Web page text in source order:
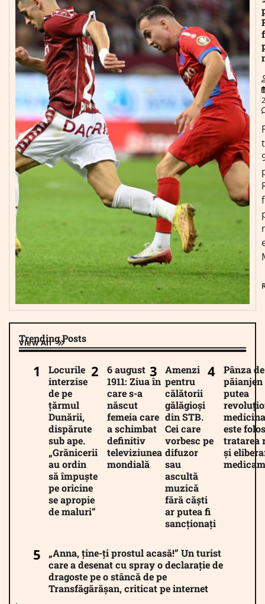
Trending Posts
View All
Locurile
interzise
de pe
țărmul
Dunării,
dispărute
sub ape.
„Grănicerii
au ordin
să împuște
pe oricine
se apropie
de maluri”
6 august
1911: Ziua în
care s-a
născut
femeia care
a schimbat
definitiv
televiziunea
mondială
Amenzi
pentru
călătorii
gălăgioși
din STB.
Cei care
vorbesc pe
difuzor
sau
ascultă
muzică
fără căști
ar putea fi
sancționați
Pânza de
păianjen
putea
este
tratarea
și
„Anna, ține-ți prostul acasă!” Un turist
care a desenat cu spray o declarație de
dragoste pe o stâncă de pe
Transfăgărășan, criticat pe internet